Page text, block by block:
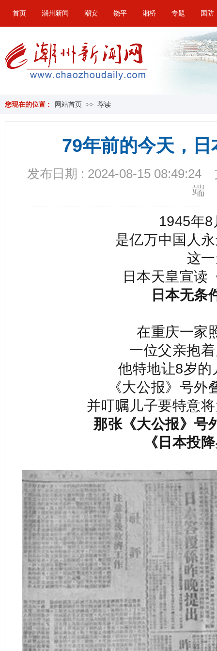
首页 潮州新闻 潮安 饶平 湘桥 专题 国防
您现在的位置 : 网站首页 >> 荐读
79年前的今天，
发布日期 : 2024-08-15 08:49:24
端
1945年
是亿万中国人
这
日本天皇宣读
日本无条
在重庆一家
一位父亲抱
他特地让8岁的
《大公报》号外
并叮嘱儿子要特意
那张《大公报》号
《日本投